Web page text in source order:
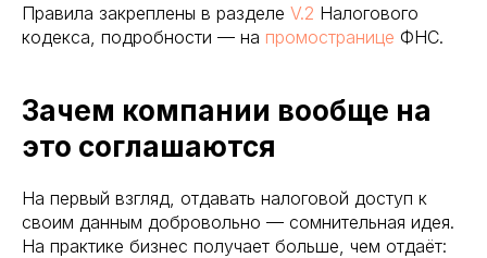
Правила закреплены в разделе V.2 Налогового
кодекса, подробности — на промостранице ФНС.
Зачем компании вообще на
это соглашаются
На первый взгляд, отдавать налоговой доступ к
своим данным добровольно — сомнительная идея.
На практике бизнес получает больше, чем отдаёт: